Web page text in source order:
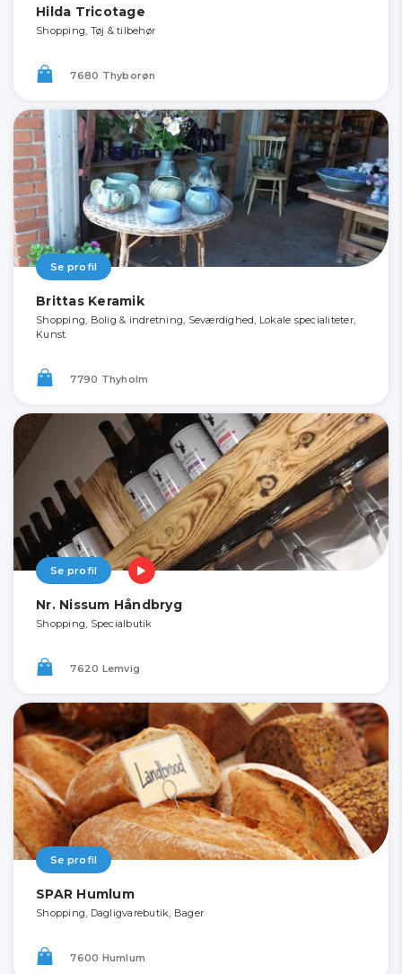
Hilda Tricotage
Shopping, Tøj & tilbehør
7680 Thyborøn
Se profil
Brittas Keramik
Shopping, Bolig & indretning, Seværdighed, Lokale specialiteter,
Kunst
7790 Thyholm
Se profil
Nr. Nissum Håndbryg
Shopping, Specialbutik
7620 Lemvig
Se profil
SPAR Humlum
Shopping, Dagligvarebutik, Bager
7600 Humlum